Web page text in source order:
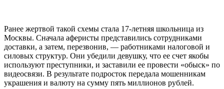
Ранее жертвой такой схемы стала 17-летняя школьница из
Москвы. Сначала аферисты представились сотрудниками
доставки, а затем, перезвонив, — работниками налоговой и
силовых структур. Они убедили девушку, что ее счет якобы
используют преступники, и заставили ее провести «обыск» по
видеосвязи. В результате подросток передала мошенникам
украшения и валюту на сумму пять миллионов рублей.